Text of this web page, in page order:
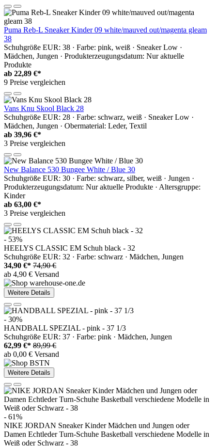
Puma Reb-L Sneaker Kinder 09 white/mauved out/magenta gleam
38
Schuhgröße EUR: 38 · Farbe: pink, weiß · Sneaker Low ·
Mädchen, Jungen · Produkterzeugungsdatum: Nur aktuelle
Produkte
ab 22,89 €*
9 Preise vergleichen
Vans Knu Skool Black 28
Schuhgröße EUR: 28 · Farbe: schwarz, weiß · Sneaker Low ·
Mädchen, Jungen · Obermaterial: Leder, Textil
ab 39,96 €*
3 Preise vergleichen
New Balance 530 Bungee White / Blue 30
Schuhgröße EUR: 30 · Farbe: schwarz, silber, weiß · Jungen ·
Produkterzeugungsdatum: Nur aktuelle Produkte · Altersgruppe:
Kinder
ab 63,00 €*
3 Preise vergleichen
- 53%
HEELYS CLASSIC EM Schuh black - 32
Schuhgröße EUR: 32 · Farbe: schwarz · Mädchen, Jungen
34,90 €* 74,90 €
ab 4,90 € Versand
Weitere Details
- 30%
HANDBALL SPEZIAL - pink - 37 1/3
Schuhgröße EUR: 37 · Farbe: pink · Mädchen, Jungen
62,99 €* 89,99 €
ab 0,00 € Versand
Weitere Details
- 61%
NIKE JORDAN Sneaker Kinder Mädchen und Jungen oder
Damen Echtleder Turn-Schuhe Basketball verschiedene Modelle in
Weiß oder Schwarz - 38